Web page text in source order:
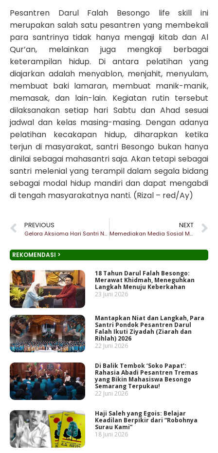
Pesantren Darul Falah Besongo life skill ini
merupakan salah satu pesantren yang membekali
para santrinya tidak hanya mengaji kitab dan Al
Qur’an, melainkan juga mengkaji berbagai
keterampilan hidup. Di antara pelatihan yang
diajarkan adalah menyablon, menjahit, menyulam,
membuat baki lamaran, membuat manik-manik,
memasak, dan lain-lain. Kegiatan rutin tersebut
dilaksanakan setiap hari Sabtu dan Ahad sesuai
jadwal dan kelas masing-masing. Dengan adanya
pelatihan kecakapan hidup, diharapkan ketika
terjun di masyarakat, santri Besongo bukan hanya
dinilai sebagai mahasantri saja. Akan tetapi sebagai
santri melenial yang terampil dalam segala bidang
sebagai modal hidup mandiri dan dapat mengabdi
di tengah masyarakatnya nanti. (Rizal – red/Ay)
PREVIOUS
Gelora Aksioma Hari Santri Nasional 2018
NEXT
Memediakan Media Sosial Menjadi Media Positif
REKOMENDASI >
18 Tahun Darul Falah Besongo:
Merawat Khidmah, Meneguhkan
Langkah Menuju Keberkahan
23 Juni 2026
Mantapkan Niat dan Langkah, Para
Santri Pondok Pesantren Darul
Falah Ikuti Ziyadah (Ziarah dan
Rihlah) 2026
22 Juni 2026
Di Balik Tembok ‘Soko Papat’:
Rahasia Abadi Pesantren Tremas
yang Bikin Mahasiswa Besongo
Semarang Terpukau!
22 Juni 2026
Haji Saleh yang Egois: Belajar
Keadilan Berpikir dari “Robohnya
Surau Kami”
18 Juni 2026